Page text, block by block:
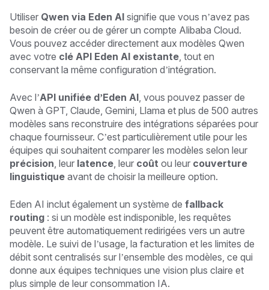
Utiliser Qwen via Eden AI signifie que vous n’avez pas
besoin de créer ou de gérer un compte Alibaba Cloud.
Vous pouvez accéder directement aux modèles Qwen
avec votre clé API Eden AI existante , tout en
conservant la même configuration d’intégration.
Avec l’API unifiée d’Eden AI , vous pouvez passer de
Qwen à GPT, Claude, Gemini, Llama et plus de 500 autres
modèles sans reconstruire des intégrations séparées pour
chaque fournisseur. C’est particulièrement utile pour les
équipes qui souhaitent comparer les modèles selon leur
précision , leur latence , leur coût ou leur couverture
linguistique avant de choisir la meilleure option.
Eden AI inclut également un système de fallback
routing : si un modèle est indisponible, les requêtes
peuvent être automatiquement redirigées vers un autre
modèle. Le suivi de l’usage, la facturation et les limites de
débit sont centralisés sur l’ensemble des modèles, ce qui
donne aux équipes techniques une vision plus claire et
plus simple de leur consommation IA.